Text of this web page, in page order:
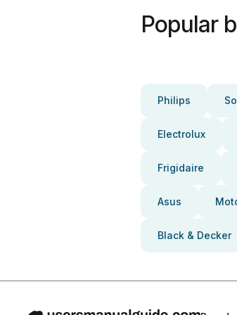
Popular
Philips
Electrolux
Frigidaire
Asus
Black & Decker